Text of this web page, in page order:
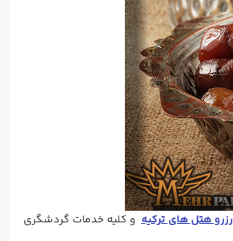
رزرو هتل های ترکیه و کلیه خدمات گردشگری